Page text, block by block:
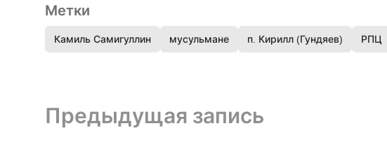
Метки
Камиль Самигуллин мусульмане п. Кирилл (Гундяев) РПЦ
Предыдущая запись и следующая запись
Предыдущая запись